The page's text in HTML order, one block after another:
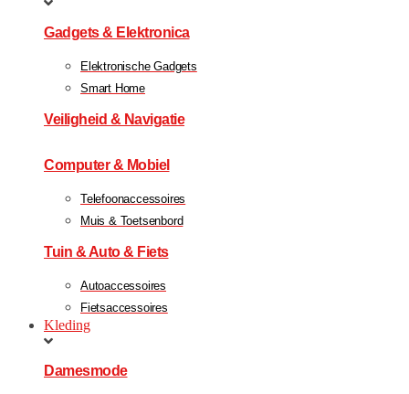
Gadgets & Elektronica
Elektronische Gadgets
Smart Home
Veiligheid & Navigatie
Computer & Mobiel
Telefoonaccessoires
Muis & Toetsenbord
Tuin & Auto & Fiets
Autoaccessoires
Fietsaccessoires
Kleding
Damesmode